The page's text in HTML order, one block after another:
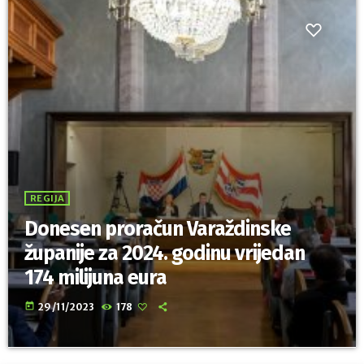
REGIJA
Donesen proračun Varaždinske
županije za 2024. godinu vrijedan
174 milijuna eura
today 29/11/2023 178